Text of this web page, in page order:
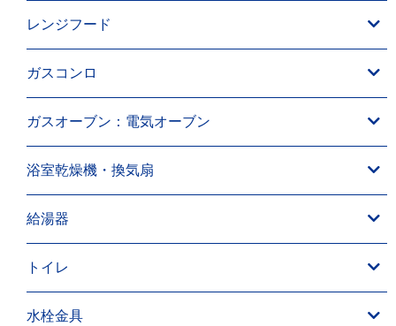
レンジフード
ガスコンロ
ガスオーブン：電気オーブン
浴室乾燥機・換気扇
給湯器
トイレ
水栓金具